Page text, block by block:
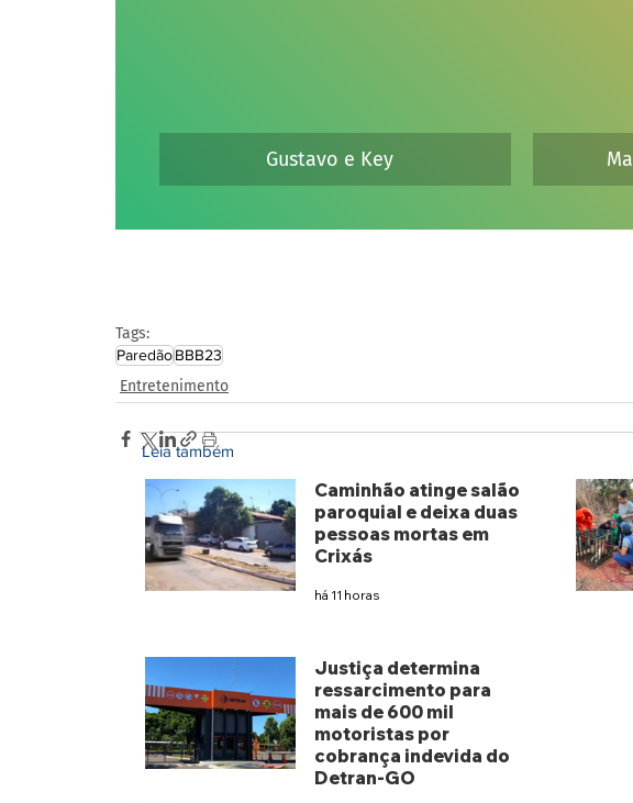
Gustavo e Key
Tags:
ParedãoBBB23
Entretenimento
Leia também
Caminhão atinge salão
paroquial e deixa duas
pessoas mortas em
Crixás
há 11 horas
Justiça determina
ressarcimento para
mais de 600 mil
motoristas por
cobrança indevida do
Detran-GO